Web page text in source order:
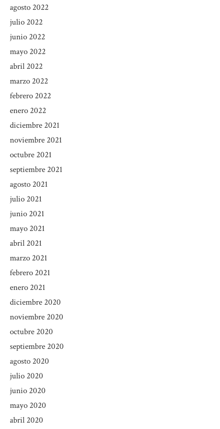
agosto 2022
julio 2022
junio 2022
mayo 2022
abril 2022
marzo 2022
febrero 2022
enero 2022
diciembre 2021
noviembre 2021
octubre 2021
septiembre 2021
agosto 2021
julio 2021
junio 2021
mayo 2021
abril 2021
marzo 2021
febrero 2021
enero 2021
diciembre 2020
noviembre 2020
octubre 2020
septiembre 2020
agosto 2020
julio 2020
junio 2020
mayo 2020
abril 2020